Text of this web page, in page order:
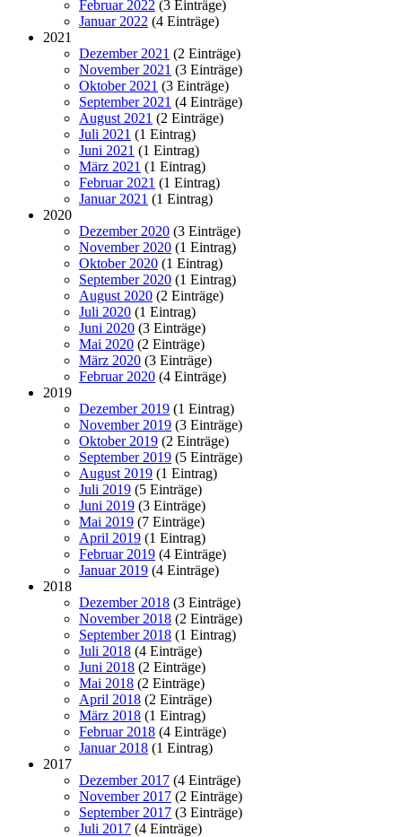
Februar 2022 (3 Einträge)
Januar 2022 (4 Einträge)
2021
Dezember 2021 (2 Einträge)
November 2021 (3 Einträge)
Oktober 2021 (3 Einträge)
September 2021 (4 Einträge)
August 2021 (2 Einträge)
Juli 2021 (1 Eintrag)
Juni 2021 (1 Eintrag)
März 2021 (1 Eintrag)
Februar 2021 (1 Eintrag)
Januar 2021 (1 Eintrag)
2020
Dezember 2020 (3 Einträge)
November 2020 (1 Eintrag)
Oktober 2020 (1 Eintrag)
September 2020 (1 Eintrag)
August 2020 (2 Einträge)
Juli 2020 (1 Eintrag)
Juni 2020 (3 Einträge)
Mai 2020 (2 Einträge)
März 2020 (3 Einträge)
Februar 2020 (4 Einträge)
2019
Dezember 2019 (1 Eintrag)
November 2019 (3 Einträge)
Oktober 2019 (2 Einträge)
September 2019 (5 Einträge)
August 2019 (1 Eintrag)
Juli 2019 (5 Einträge)
Juni 2019 (3 Einträge)
Mai 2019 (7 Einträge)
April 2019 (1 Eintrag)
Februar 2019 (4 Einträge)
Januar 2019 (4 Einträge)
2018
Dezember 2018 (3 Einträge)
November 2018 (2 Einträge)
September 2018 (1 Eintrag)
Juli 2018 (4 Einträge)
Juni 2018 (2 Einträge)
Mai 2018 (2 Einträge)
April 2018 (2 Einträge)
März 2018 (1 Eintrag)
Februar 2018 (4 Einträge)
Januar 2018 (1 Eintrag)
2017
Dezember 2017 (4 Einträge)
November 2017 (2 Einträge)
September 2017 (3 Einträge)
Juli 2017 (4 Einträge)